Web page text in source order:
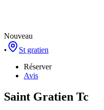
Nouveau
•
St gratien
Réserver
Avis
Saint Gratien Tc